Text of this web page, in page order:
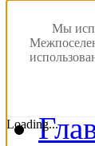
Мы
Loading...